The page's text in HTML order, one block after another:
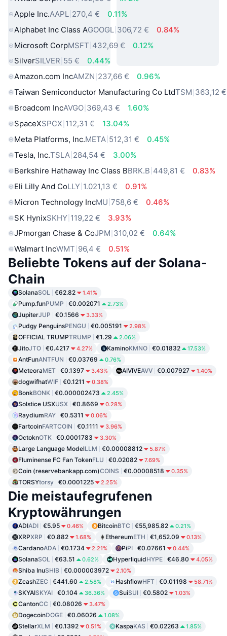
Apple Inc.AAPL 270,4 €
0.11%
Alphabet Inc Class AGOOGL 306,72 €
0.84%
Microsoft CorpMSFT 432,69 €
0.12%
SilverSILVER 55 €
0.44%
Amazon.com IncAMZN 237,66 €
0.96%
Taiwan Semiconductor Manufacturing Co LtdTSM 363,12 €
Broadcom IncAVGO 369,43 €
1.60%
SpaceXSPCX 112,31 €
13.04%
Meta Platforms, Inc.META 512,31 €
0.45%
Tesla, Inc.TSLA 284,54 €
3.00%
Berkshire Hathaway Inc Class BBRK.B 449,81 €
0.83%
Eli Lilly And CoLLY 1.021,13 €
0.91%
Micron Technology IncMU 758,6 €
0.46%
SK HynixSKHY 119,22 €
3.93%
JPmorgan Chase & CoJPM 310,02 €
0.64%
Walmart IncWMT 96,4 € 0.51%
Beliebte Tokens auf der Solana-
Chain
SolanaSOL €62.82 1.41%
Pump.funPUMP €0.002071 2.73%
JupiterJUP €0.1566 3.33%
Pudgy PenguinsPENGU €0.005191 2.98%
OFFICIAL TRUMPTRUMP €1.29 2.06%
JitoJTO €0.4217 4.27% KaminoKMNO €0.01832 17.53%
AntFunANTFUN €0.03769 0.76%
MeteoraMET €0.1397 3.43% AIVIVEAVV €0.007927 1.40%
dogwifhatWIF €0.1211 0.38%
BonkBONK €0.000002473 2.45%
Solstice USXUSX €0.8669 0.28%
RaydiumRAY €0.5311 0.06%
FartcoinFARTCOIN €0.1111 3.96%
OctoknOTK €0.0001783 3.30%
Large Language ModelLLM €0.00008812 5.87%
Fluminense FC Fan TokenFLU €0.02082 7.69%
Coin (reservebankapp.com)COINS €0.00008518 0.35%
TORSYtorsy €0.0001225 2.25%
Die meistaufegrufenen
Kryptowährungen
ADIADI €5.95 0.46% BitcoinBTC €55,985.82 0.21%
XRPXRP €0.882 1.68% EthereumETH €1,652.09 0.13%
CardanoADA €0.1734 2.21% PiPI €0.07661 0.44%
SolanaSOL €63.51 0.62% HyperliquidHYPE €46.80 4.05%
Shiba InuSHIB €0.000003972 2.10%
ZcashZEC €441.60 2.58% HashflowHFT €0.01198 58.71%
SKYAISKYAI €0.104 36.36% SuiSUI €0.5802 1.03%
CantonCC €0.08026 3.47%
DogecoinDOGE €0.06026 1.08%
StellarXLM €0.1392 0.51% KaspaKAS €0.02263 1.85%